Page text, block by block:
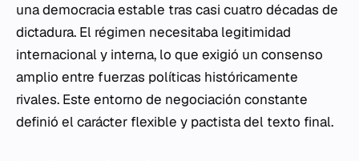
una democracia estable tras casi cuatro décadas de
dictadura. El régimen necesitaba legitimidad
internacional y interna, lo que exigió un consenso
amplio entre fuerzas políticas históricamente
rivales. Este entorno de negociación constante
definió el carácter flexible y pactista del texto final.